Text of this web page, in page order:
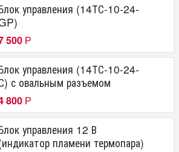
управления (14ТС-10-24-
500 Р
управления (14ТС-10-24-
с овальным разъемом
800 Р
управления 12 В
пламени термопара)